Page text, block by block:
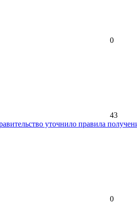
0
43
уточнило правила
0